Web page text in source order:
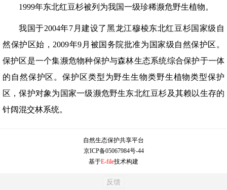
1999年东北红豆杉被列为我国一级珍稀濒危野生植物。
我国于2004年7月建设了黑龙江穆棱东北红豆杉国家级自
然保护区始，2009年9月被国务院批准为国家级自然保护区。
保护区是一个集濒危物种保护与森林生态系统综合保护于一体
的自然保护区。保护区类型为野生生物类野生植物类型保护
区，保护对象为国家一级濒危野生东北红豆杉及其赖以生存的
针阔混交林系统。
自然生态保护共享平台
京ICP备05067984号-44
基于E-file技术构建
反馈